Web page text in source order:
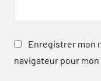
Enregistrer mon
navigateur pour